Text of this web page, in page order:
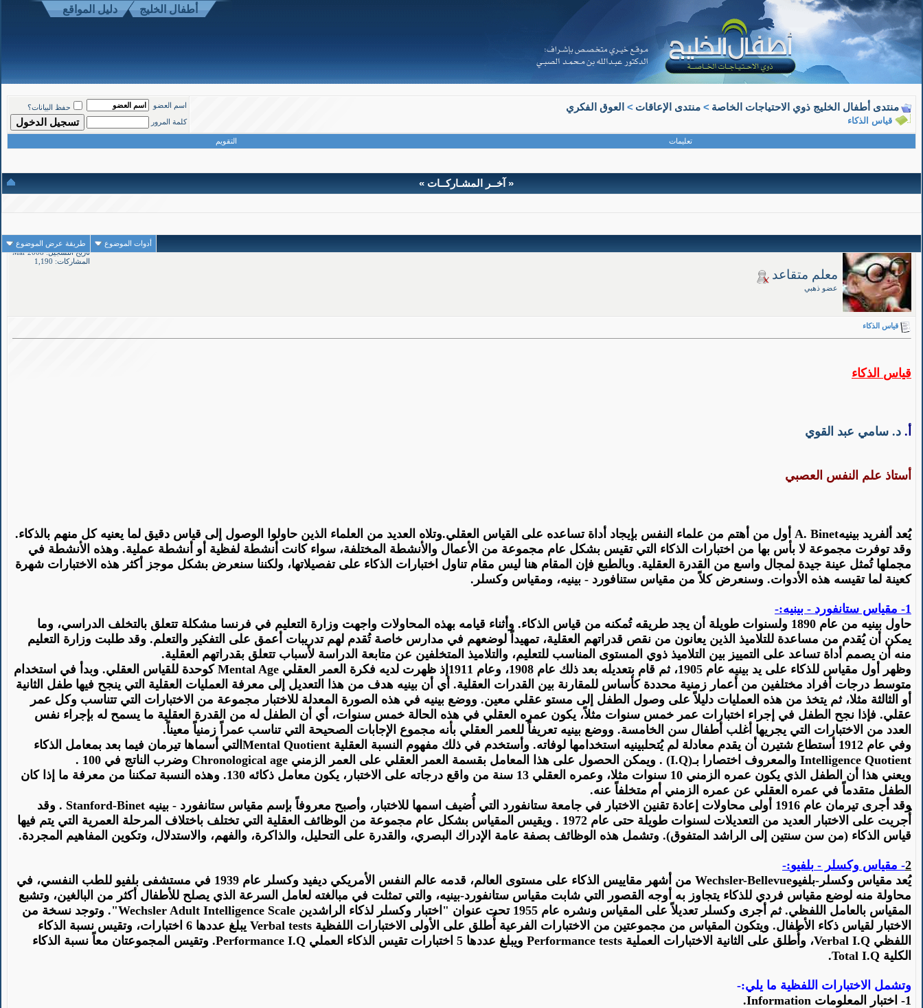
أطفال الخليج دليل المواقع
منتدى أطفال الخليج ذوي الاحتياجات الخاصة > منتدى الإعاقات > العوق الفكري
قياس الذكاء
اسم العضو
حفظ البيانات؟
كلمة المرور
تعليمات التقويم
« آخــر المشـاركــات »
أدوات الموضوع طريقة عرض الموضوع
معلم متقاعد قياس الذكاء08-12-2010,
05:56 PM
alaa السلام عليكم ما هو افضل...11-29-2017,
09:37 AM
#
1 08-12-2010, 05:56 PM
معلم متقاعد
عضو ذهبي
تاريخ التسجيل: Mar 2008
المشاركات: 1,190
قياس الذكاء
قياس الذكاء
أ‌. د. سامي عبد القوي
أستاذ علم النفس العصبي
يُعد ألفريد بينيهA. Binet أول من أهتم من علماء النفس بإيجاد أداة تساعده على القياس العقلي.وتلاه العديد من العلماء الذين حاولوا الوصول إلى قياس دقيق لما يعنيه كل منهم بالذكاء.
وقد توفرت مجموعة لا بأس بها من اختبارات الذكاء التي تقيس بشكل عام مجموعة من الأعمال والأنشطة المختلفة، سواء كانت أنشطة لفظية أو أنشطة عملية. وهذه الأنشطة في
مجملهاتُمثل عينة جيدة لمجال واسع من القدرة العقلية. وبالطبع فإن المقام هنا ليس مقام تناول اختبارات الذكاء على تفصيلاتها، ولكننا سنعرض بشكل موجز أكثر هذه الاختبارات شهرة
كعينة لما تقيسه هذه الأدوات. وسنعرض كلاً من مقياس ستنافورد - بينيه، ومقياس وكسلر.
1- مقياس ستانفورد - بينيه:-
حاول
بينيه من عام 1890 ولسنوات طويلة أن يجد طريقه تُمكنه من قياس الذكاء. وأثناء قيامه بهذه المحاولات واجهت وزارة التعليم في فرنسا مشكلة تتعلق بالتخلف الدراسي، وما
يمكن أن يُقدم من مساعدة للتلاميذ الذين يعانون من نقص قدراتهم العقلية، تمهيداً لوضعهم في مدارس خاصة تُقدم لهم تدريبات أعمق على التفكير والتعلم. وقد طلبت وزارة التعليم
منه أن يصمم أداة تساعد على التمييز بين التلاميذ ذوي المستوى المناسب للتعليم، والتلاميذ المتخلفين عن متابعة الدراسة لأسباب تتعلق بقدراتهم العقلية.
وظهر
أول مقياس للذكاء على يد بينيه عام 1905، ثم قام بتعديله بعد ذلك عام 1908، وعام 1911إذ ظهرت لديه فكرة العمر العقلي Mental Age كوحدة للقياس العقلي. وبدأ في استخدام
متوسط درجات أفراد مختلفين من أعمار زمنية محددة كأساس للمقارنة بين القدرات العقلية. أي أن بينيه هدف من هذا التعديل إلى معرفة العمليات العقلية التي ينجح فيها طفل الثانية
أو الثالثة مثلا، ثم يتخذ من هذه العمليات دليلاً على وصول الطفل إلى مستو عقلي معين. ووضع بينيه في هذه الصورة المعدلة للاختبار مجموعة من الاختبارات التي تتناسب وكل عمر
عقلي. فإذا نجح الطفل في إجراء اختبارات عمر خمس سنوات مثلاً، يكون عمره العقلي في هذه الحالة خمس سنوات، أي أن الطفل له من القدرة العقلية ما يسمح له بإجراء نفس
العدد من الاختبارات التي يجريها أغلب أطفال سن الخامسة. ووضع بينيه تعريفاً للعمر العقلي بأنه مجموع الإجابات الصحيحة التي تناسب عمراً زمنياً معيناً.
وفي عام 1912 أستطاع
شتيرن أن يقدم معادلة لميُتحلبينيه استخدامها لوفاته. وأستخدم في ذلك مفهوم النسبة العقلية Mental Quotient التي أسماهاتيرمان فيما بعد بمعامل الذكاء
Intelligence Quotient والمعروف اختصارا بـ(I.Q)
. ويمكن الحصول على هذا المعامل بقسمة العمر العقلي على العمر الزمني Chronological age وضرب الناتج في 100 .
ويعني هذا أن الطفل الذي يكون عمره الزمني 10 سنوات مثلا، وعمره العقلي 13
سنة من واقع درجاته على الاختبار، يكون معامل ذكائه 130. وهذه النسبة تمكننا من معرفة ما إذا كان
الطفل متقدماً في عمره العقلي عن عمره الزمني أم متخلفاً عنه.
وقد أجرىتيرمان عام 1916 أولى محاولات إعادة تقنين الاختبار في جامعة ستانفورد التي أُضيف اسمها للاختبار، وأصبح معروفاً بإسم مقياس ستانفورد - بينيه Stanford-Binet
. وقد
أُجريت على الاختبار العديد من التعديلات لسنوات طويلة حتى عام 1972 .
ويقيس المقياس بشكل عام مجموعة من الوظائف العقلية التي تختلف باختلاف المرحلة العمرية التي يتم فيها
قياس الذكاء (من سن سنتين إلى الراشد المتفوق). وتشمل هذه الوظائف بصفة عامة الإدراك البصري، والقدرة على التحليل، والذاكرة، والفهم، والاستدلال، وتكوين المفاهيم المجردة.
2- مقياس وكسلر - بلفيو:-
يُعد مقياس وكسلر-بلفيوWechsler-Bellevue من أشهر مقاييس الذكاء على مستوى العالم، قدمه عالم النفس الأمريكي ديفيد وكسلر عام 1939 في مستشفى بلفيو للطب النفسي، في
محاولة منه لوضع مقياس فردي للذكاء يتجاوز به أوجه القصور التي شابت مقياس ستانفورد-بينيه، والتي تمثلت في مبالغته لعامل السرعة الذي يصلح للأطفال أكثر من البالغين، وتشبع
المقياس بالعامل اللفظي. ثم أجرى وكسلر تعديلاً على المقياس ونشره عام 1955 تحت عنوان "اختبار وكسلر لذكاء الراشدين
Wechsler Adult Intelligence Scale". وتوجد نسخة من
الاختبار لقياس ذكاء الأطفال. ويتكون المقياس من مجموعتين من الاختبارات الفرعية أُطلق على الأولى الاختبارات اللفظية Verbal tests
يبلغ عددها 6 اختبارات، وتقيس نسبة الذكاء
اللفظي Verbal I.Q، وأُطلق على الثانية الاختبارات العملية Performance tests ويبلغ عددها 5 اختبارات تقيس الذكاء العملي Performance I.Q. وتقيس المجموعتان معاً نسبة الذكاء
الكلية Total I.Q
.
وتشمل الاختبارات اللفظية ما يلي:-
1-
اختبار المعلومات Information
.